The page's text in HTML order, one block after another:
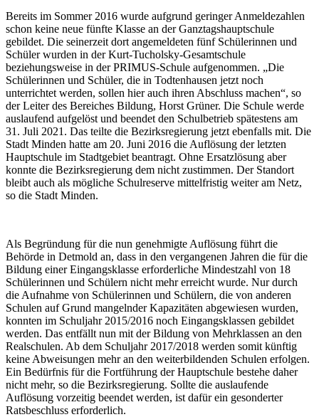
Bereits im Sommer 2016 wurde aufgrund geringer Anmeldezahlen
schon keine neue fünfte Klasse an der Ganztagshauptschule
gebildet. Die seinerzeit dort angemeldeten fünf Schülerinnen und
Schüler wurden in der Kurt-Tucholsky-Gesamtschule
beziehungsweise in der PRIMUS-Schule aufgenommen. „Die
Schülerinnen und Schüler, die in Todtenhausen jetzt noch
unterrichtet werden, sollen hier auch ihren Abschluss machen“, so
der Leiter des Bereiches Bildung, Horst Grüner. Die Schule werde
auslaufend aufgelöst und beendet den Schulbetrieb spätestens am
31. Juli 2021. Das teilte die Bezirksregierung jetzt ebenfalls mit. Die
Stadt Minden hatte am 20. Juni 2016 die Auflösung der letzten
Hauptschule im Stadtgebiet beantragt. Ohne Ersatzlösung aber
konnte die Bezirksregierung dem nicht zustimmen. Der Standort
bleibt auch als mögliche Schulreserve mittelfristig weiter am Netz,
so die Stadt Minden.
Als Begründung für die nun genehmigte Auflösung führt die
Behörde in Detmold an, dass in den vergangenen Jahren die für die
Bildung einer Eingangsklasse erforderliche Mindestzahl von 18
Schülerinnen und Schülern nicht mehr erreicht wurde. Nur durch
die Aufnahme von Schülerinnen und Schülern, die von anderen
Schulen auf Grund mangelnder Kapazitäten abgewiesen wurden,
konnten im Schuljahr 2015/2016 noch Eingangsklassen gebildet
werden. Das entfällt nun mit der Bildung von Mehrklassen an den
Realschulen. Ab dem Schuljahr 2017/2018 werden somit künftig
keine Abweisungen mehr an den weiterbildenden Schulen erfolgen.
Ein Bedürfnis für die Fortführung der Hauptschule bestehe daher
nicht mehr, so die Bezirksregierung. Sollte die auslaufende
Auflösung vorzeitig beendet werden, ist dafür ein gesonderter
Ratsbeschluss erforderlich.